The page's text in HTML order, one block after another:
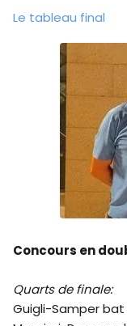
Le tableau final
Concours en
Quarts de finale:
Guigli-Samper